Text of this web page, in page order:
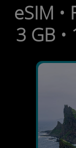
eSIM •
3 GB •